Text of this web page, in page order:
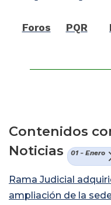
Foros PQR
Contenidos
Noticias
01 - Enero
Rama Judicial
ampliación de la